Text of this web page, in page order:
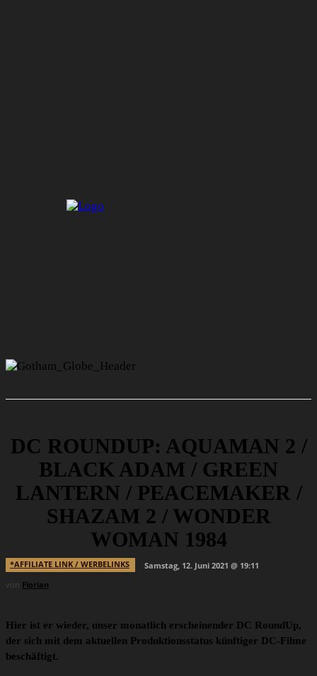
DC ROUNDUP: AQUAMAN 2 /
BLACK ADAM / GREEN
LANTERN / PEACEMAKER /
SHAZAM 2 / WONDER
WOMAN 1984
*AFFILIATE LINK / WERBELINKS
Samstag, 12. Juni 2021 @ 19:11
von Florian
Hier ist er wieder, unser monatlich erscheinender DC RoundUp,
der sich mit dem aktuellen Produktionsstatus künftiger DC-Filme
beschäftigt.